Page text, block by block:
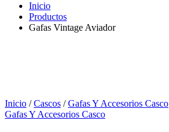
Inicio
Productos
Gafas Vintage Aviador
Inicio /Cascos /Gafas Y Accesorios Casco
Gafas Y Accesorios Casco